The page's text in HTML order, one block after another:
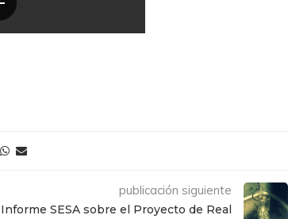
publicación siguiente
Informe SESA sobre el Proyecto de Real